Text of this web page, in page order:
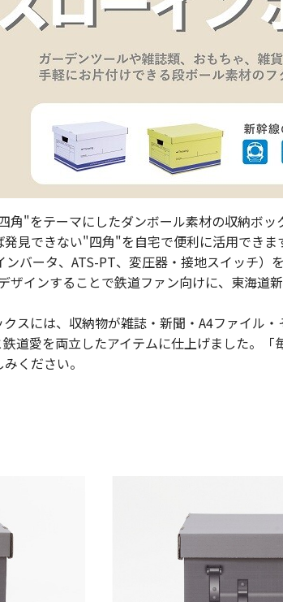
楽天市場 auPayマー
品たちを産地からみなさまのもとへお届けする
auPayマーケット
駅店舗で駅弁が受取れる駅弁予約サイトです。
角"をテーマにしたダンボール素材の収納ボッ
見できない"四角"を自宅で便利に活用できま
ンバータ、 ATS-PT、変圧器・接地スイッチ）を
ザインすることで鉄道ファン向けに、東海道
スには、収納物が雑誌・新聞・ A4ファイル・
道愛を両立したアイテムに仕上げました。
ください。